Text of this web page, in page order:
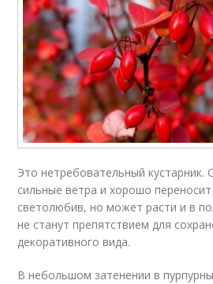
Это нетребовательный кустарник.
сильные ветра и хорошо переносит
светолюбив, но может расти и в
не станут препятствием для
декоративного вида.
В небольшом затенении в